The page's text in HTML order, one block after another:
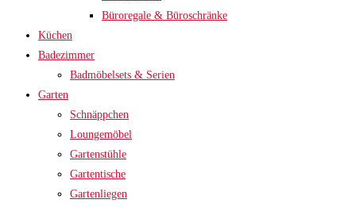
Büroregale & Büroschränke
Küchen
Badezimmer
Badmöbelsets & Serien
Garten
Schnäppchen
Loungemöbel
Gartenstühle
Gartentische
Gartenliegen